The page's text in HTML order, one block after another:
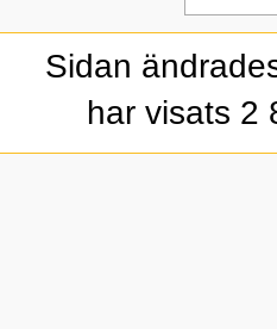
Sidan
har visats 2